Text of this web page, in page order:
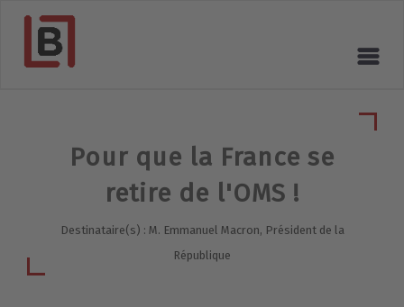
Pour que la France se
retire de l'OMS !
Destinataire(s) : M. Emmanuel Macron, Président de la
République